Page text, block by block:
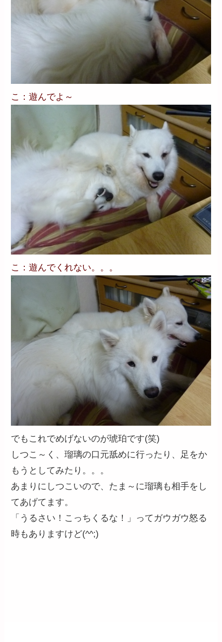
こ：遊んでよ～
こ：遊んでくれない。。。
でもこれでめげないのが琥珀です(笑)
しつこ～く、瑠璃の口元舐めに行ったり、足をか
もうとしてみたり。。。
あまりにしつこいので、たま～に瑠璃も相手をし
てあげてます。
「うるさい！こっちくるな！」ってガウガウ怒る
時もありますけど(^^;)